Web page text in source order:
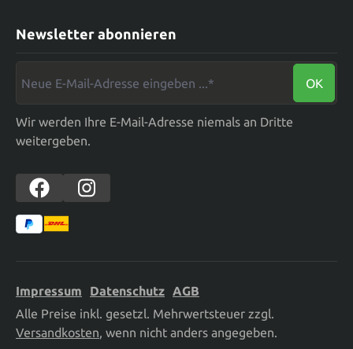
Newsletter abonnieren
OK
Wir werden Ihre E-Mail-Adresse niemals an Dritte
weitergeben.
Impressum Datenschutz AGB
Alle Preise inkl. gesetzl. Mehrwertsteuer zzgl.
Versandkosten, wenn nicht anders angegeben.